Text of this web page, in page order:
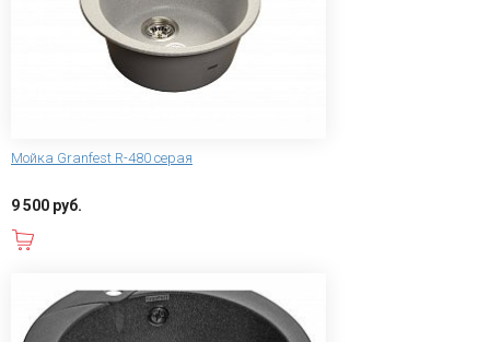
Мойка Granfest R-480 серая
9 500 руб.